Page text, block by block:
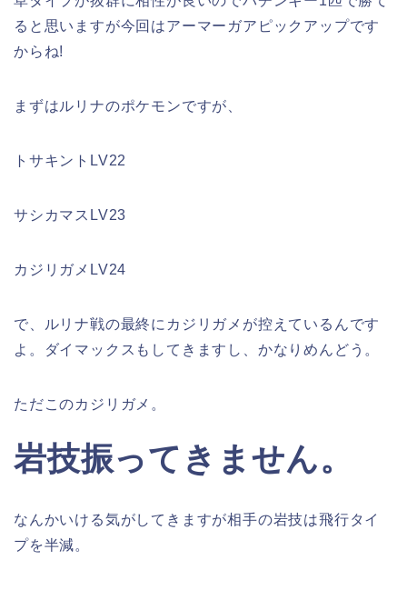
ると思いますが今回はアーマーガアピックアップです
からね!
まずはルリナのポケモンですが、
トサキントLV22
サシカマスLV23
カジリガメLV24
で、ルリナ戦の最終にカジリガメが控えているんです
よ。ダイマックスもしてきますし、かなりめんどう。
ただこのカジリガメ。
岩技振ってきません。
なんかいける気がしてきますが相手の岩技は飛行タイ
プを半減。